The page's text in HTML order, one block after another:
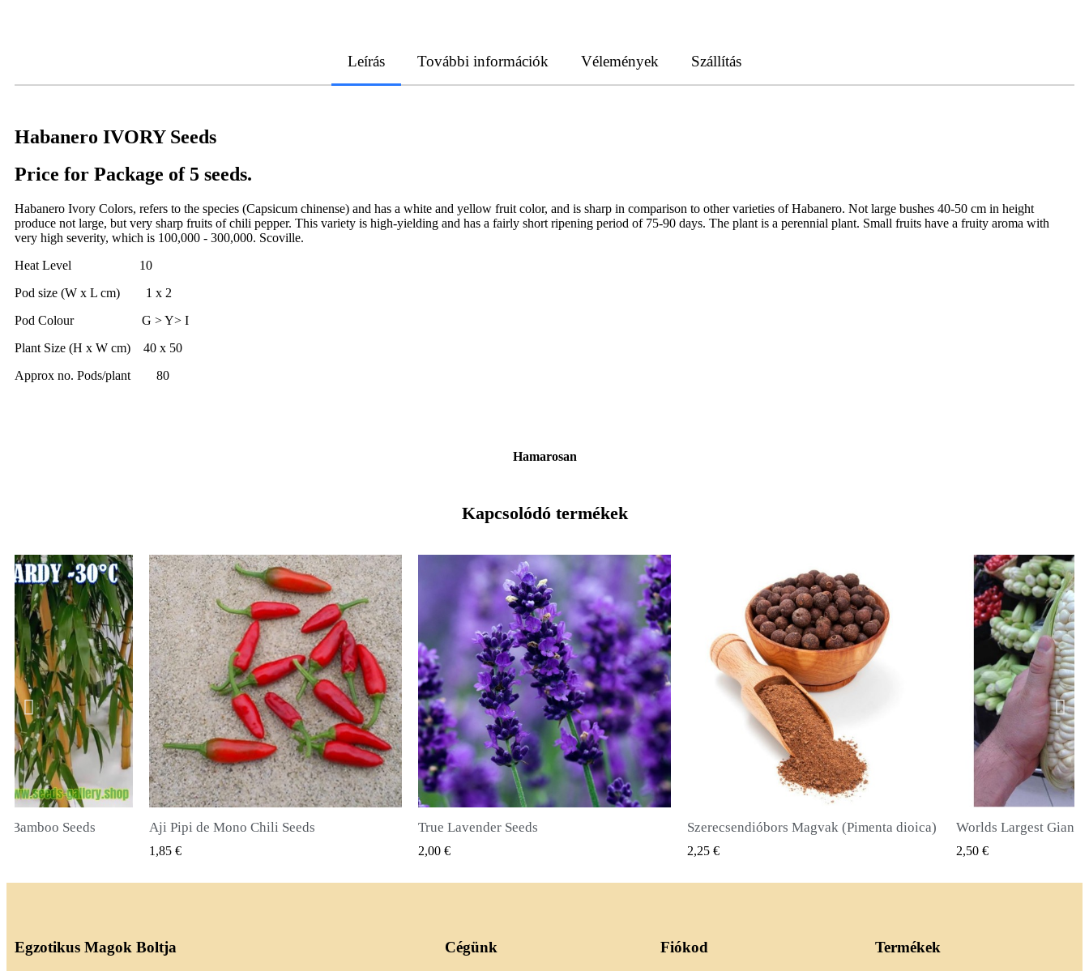
Leírás További információk Vélemények Szállítás
Habanero IVORY Seeds
Price for Package of 5 seeds.
Habanero Ivory Colors, refers to the species (Capsicum chinense) and has a white and yellow fruit color, and is sharp in comparison to other varieties of Habanero. Not large bushes 40-50 cm in height
produce not large, but very sharp fruits of chili pepper. This variety is high-yielding and has a fairly short ripening period of 75-90 days. The plant is a perennial plant. Small fruits have a fruity aroma with
very high severity, which is 100,000 - 300,000. Scoville.
Heat Level 10
Pod size (W x L cm) 1 x 2
Pod Colour G > Y> I
Plant Size (H x W cm) 40 x 50
Approx no. Pods/plant 80
Hamarosan
Kapcsolódó termékek
Seeds GYORSNÉZET
True Lavender Seeds
2,00 €
GYORSNÉZET
Szerecsendióbors Magvak (Pimenta dioica)
2,25 €
GYORSNÉZET Worlds Largest Giant Corn Magvak Cuzco - Cusco
2,50 €
Óriás napraforgó
2,40 €
Egzotikus Magok Boltja Cégünk Fiókod Termékek